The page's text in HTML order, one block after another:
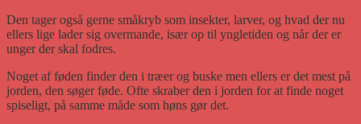
Den tager også gerne småkryb som insekter, larver, og hvad der nu
ellers lige lader sig overmande, især op til yngletiden og når der er
unger der skal fodres.
Noget af føden finder den i træer og buske men ellers er det mest på
jorden, den søger føde. Ofte skraber den i jorden for at finde noget
spiseligt, på samme måde som høns gør det.